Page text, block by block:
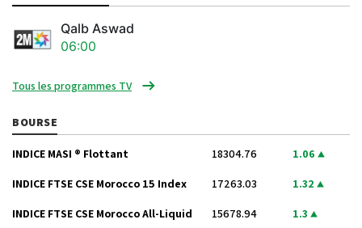
Qalb Aswad
06:00
Tous les programmes TV
BOURSE
INDICE MASI ® Flottant 18304.76 1.06
INDICE FTSE CSE Morocco 15 Index 17263.03 1.32
INDICE FTSE CSE Morocco All-Liquid 15678.94 1.3